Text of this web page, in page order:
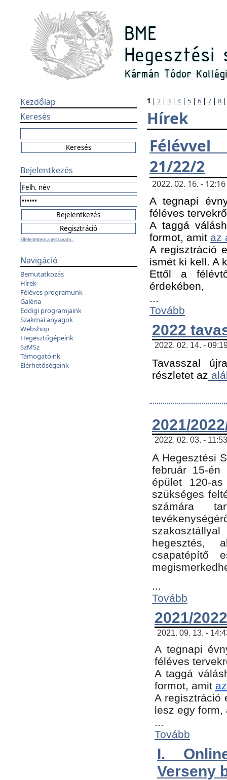
Kezdőlap
Keresés
Bejelentkezés
Elfelejtettem a jelszavam...
Navigáció
Bemutatkozás
Hírek
Féléves programunk
Galéria
Eddigi programjaink
Szakmai anyagok
Webshop
Hegesztőgépeink
SzMSz
Támogatóink
Elérhetőségeink
1 | 2 | 3 | 4| 5 | 6 | 7 | 8
Hírek
21/22/2
2022. 02. 16. -
A tegnapi
féléves
A taggá
formot, amit az
A regisztráció
ismét ki kell. A
Ettől a
érdekében,
...
Tovább
2022
2022. 02. 14. -
Tavasszal
részletet az
2021/
2022. 02. 03. -
A Hegesztési
február 15-
épület 120-
szükséges
számára
hegesztés,
csapatépítő
...
Tovább
2021/
2021. 09. 13. -
A tegnapi
féléves
A taggá
formot, amit
A regisztráció
lesz egy
...
Tovább
I.
Verseny